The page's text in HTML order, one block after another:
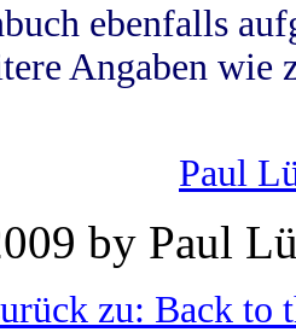
ebenfalls
Angaben wie
Paul
by Paul
zu: Back to